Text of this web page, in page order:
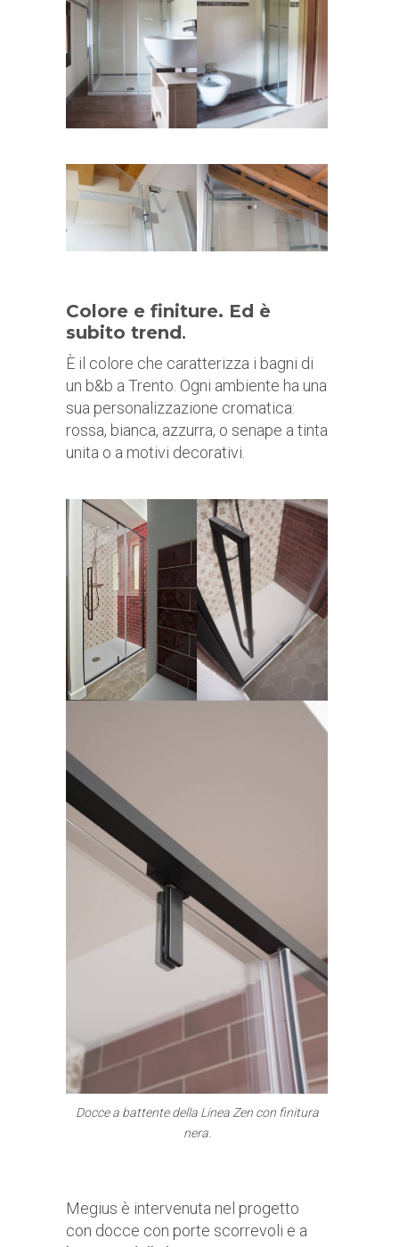
Colore e finiture. Ed è
subito trend.
È il colore che caratterizza i bagni di
un b&b a Trento. Ogni ambiente ha una
sua personalizzazione cromatica:
rossa, bianca, azzurra, o senape a tinta
unita o a motivi decorativi.
Docce a battente della Linea Zen con finitura
nera.
Megius è intervenuta nel progetto
con docce con porte scorrevoli e a